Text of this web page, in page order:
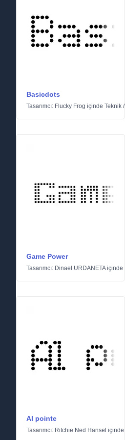
Basicdots
Tasarımcı: Flucky Frog içinde Teknik
Game Power
Tasarımcı: Dinael URDANETAiçinde
AI pointe
Tasarımcı: Ritchie Ned Hansel içinde